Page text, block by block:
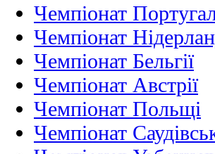
Чемпіонат
Чемпіонат
Чемпіонат Бельгії
Чемпіонат Австрії
Чемпіонат Польщі
Чемпіонат